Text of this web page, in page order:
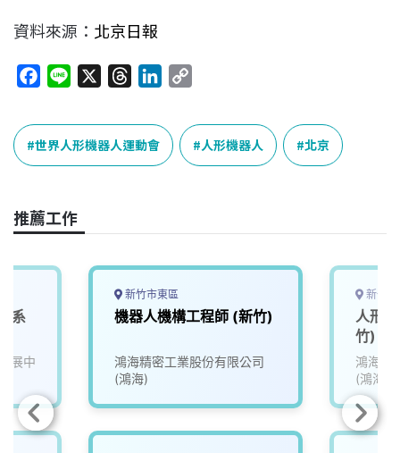
資料來源： 北京日報
c
e
b
o
k
n
e
r
e
a
n
e
n
p
y
L
k
世界人形機器人運動會 人形機器人 北京
推薦工作
系
展中
新竹市東區
機器人機構工程師 (新竹)
鴻海精密工業股份有限公司
(鴻海)
新竹市
人形
竹)
鴻海精
(鴻海)